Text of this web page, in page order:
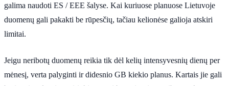
galima naudoti ES / EEE šalyse. Kai kuriuose planuose Lietuvoje
duomenų gali pakakti be rūpesčių, tačiau kelionėse galioja atskiri
limitai.
Jeigu neribotų duomenų reikia tik dėl kelių intensyvesnių dienų per
mėnesį, verta palyginti ir didesnio GB kiekio planus. Kartais jie gali